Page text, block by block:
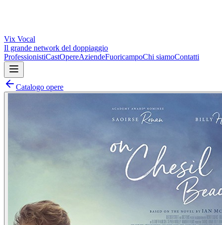
Vix Vocal
Il grande network del doppiaggio
ProfessionistiCastOpereAziendeFuoricampoChi siamoContatti
Catalogo opere